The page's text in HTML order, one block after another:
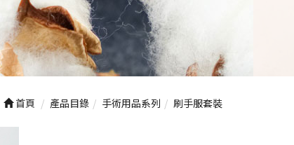
首頁 產品目錄 手術用品系列 刷手服套裝